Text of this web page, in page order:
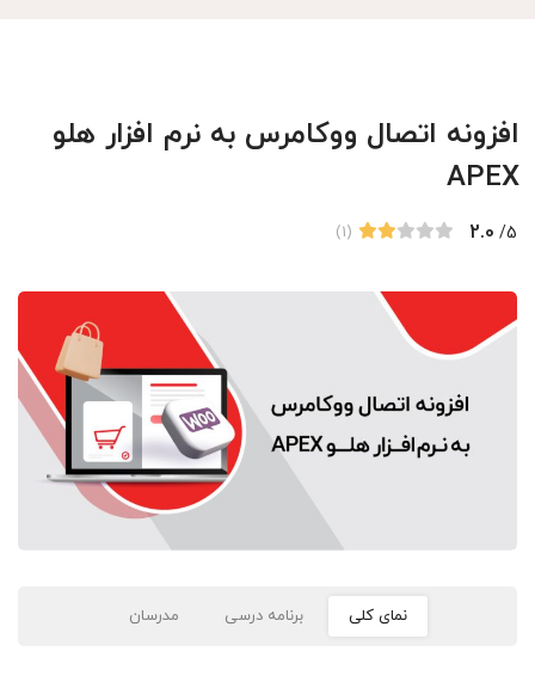
افزونه اتصال ووکامرس به نرم افزار هلو
APEX
2.0 /5
(1)
نمای کلی برنامه درسی مدرسان